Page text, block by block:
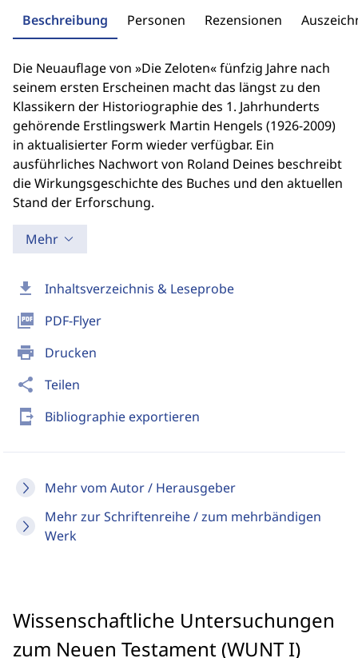
download Inhaltsverzeichnis & Leseprobe
picture_as_pdf PDF-Flyer
print Drucken
share Teilen
send_to_mobile Bibliographie exportieren
Mehr vom Autor / Herausgeber
Mehr zur Schriftenreihe / zum mehrbändigen
Werk
Beschreibung Personen Rezensionen
Die Neuauflage von »Die Zeloten« fünfzig Jahre nach
seinem ersten Erscheinen macht das längst zu den
Klassikern der Historiographie des 1. Jahrhunderts
gehörende Erstlingswerk Martin Hengels (1926-2009)
in aktualisierter Form wieder verfügbar. Ein
ausführliches Nachwort von Roland Deines beschreibt
die Wirkungsgeschichte des Buches und den aktuellen
Stand der Erforschung.
Mehr
Wissenschaftliche Untersuchungen
zum Neuen Testament (WUNT I)